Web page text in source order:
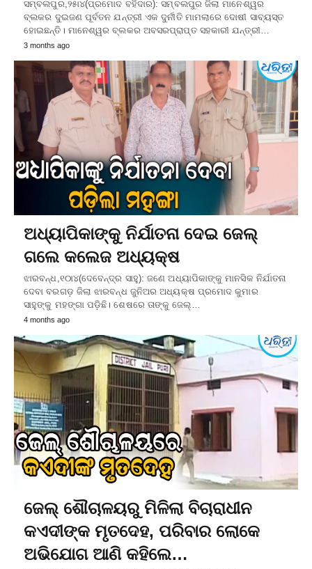
ସମ୍ବଲପୁର,୨୫ା୪(ପ୍ରମୋଦ ବହିଦାର): ସମ୍ବଲପୁର ଜିଲା ମାନେଶ୍ୱର
ବ୍ଲକର ଦୁଇଜଣ ପୂର୍ବତନ ଯନ୍ତ୍ରୀ ଏକ ଦୁର୍ନୀତି ମାମଲାରେ ଦୋଷୀ ସାବ୍ୟସ୍ତ
ହୋଇଛନ୍ତି। ମାନେଶ୍ୱର ବ୍ଲକର ଅବସରପ୍ରାପ୍ତ ସହକାରୀ ଯନ୍ତ୍ରୀ…
3 months ago
ଅଧ୍ୟାପିକାଙ୍କୁ ନିର୍ଯାତନା ଦେଇ ଜେଲ୍‌
ଗଲେ କଲେଜ ଅଧ୍ୟକ୍ଷ
ଝାରବନ୍ଧ,୧୦ା୪(ଦେବେନ୍ଦ୍ର ସାହୁ): ଜଣେ ଅଧ୍ୟାପିକାଙ୍କୁ ମାନସିକ ନିର୍ଯାତନା
ଦେବା ବରଗଡ଼ ଜିଲା ଝାରବନ୍ଧ ଜୁନିଅର ଅଧ୍ୟକ୍ଷ ପ୍ରମୋଦ କୁମାର
ସାହୁଙ୍କୁ ମହଙ୍ଗା ପଡ଼ିଛି। ଶେଷରେ ତାଙ୍କୁ ଜେଲ୍‌…
4 months ago
ଜେଲ୍‌ ଶୌଚାଳୟରୁ ମିଳିଲା ବିଚାରାଧୀନ
କଏଦୀଙ୍କ ମୃତଦେହ, ପରିବାର ଲୋକେ
ଅଭିଯୋଗ ଆଣି କହିଲେ…